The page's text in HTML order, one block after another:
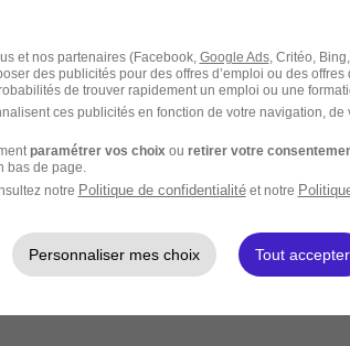
à distance.
et nos partenaires (Facebook, Google Ads, Critéo,
des publicités pour des offres d’emploi ou des
de trouver rapidement un emploi ou une
ces publicités en fonction de votre navigation, de
paramétrer vos choix ou retirer votre
bas de page.
notre Politique de confidentialitéet notre
Personnaliser mes choix Tout accepter